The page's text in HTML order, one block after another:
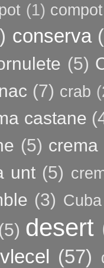
(1)
conserva
(5)
(7) crab
castane
(5) crema
unt (5)
(3) Cuba
(5) desert
(57)